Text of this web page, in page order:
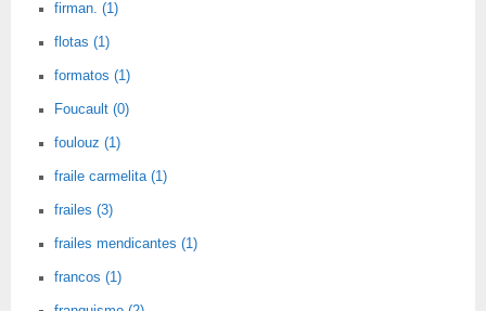
firman. (1)
flotas (1)
formatos (1)
Foucault (0)
foulouz (1)
fraile carmelita (1)
frailes (3)
frailes mendicantes (1)
francos (1)